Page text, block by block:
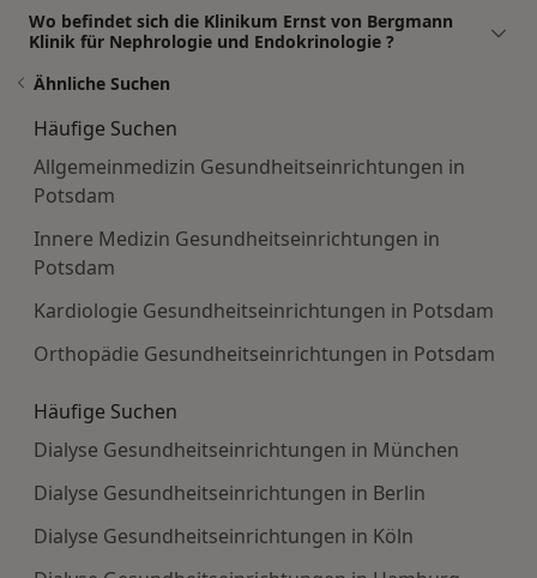
Wo befindet sich die Klinikum Ernst von Bergmann
Klinik für Nephrologie und Endokrinologie ?
Ähnliche Suchen
Häufige Suchen
Allgemeinmedizin Gesundheitseinrichtungen in
Potsdam
Innere Medizin Gesundheitseinrichtungen in
Potsdam
Kardiologie Gesundheitseinrichtungen in Potsdam
Orthopädie Gesundheitseinrichtungen in Potsdam
Häufige Suchen
Dialyse Gesundheitseinrichtungen in München
Dialyse Gesundheitseinrichtungen in Berlin
Dialyse Gesundheitseinrichtungen in Köln